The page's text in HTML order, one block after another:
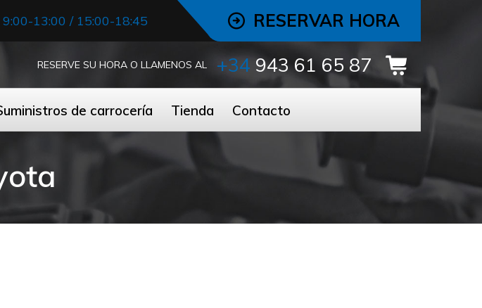
9:00-13:00 / 15:00-18:45 RESERVAR HORA
RESERVE SU HORA O LLAMENOS AL +34 943 61 65 87
de carrocería Tienda Contacto